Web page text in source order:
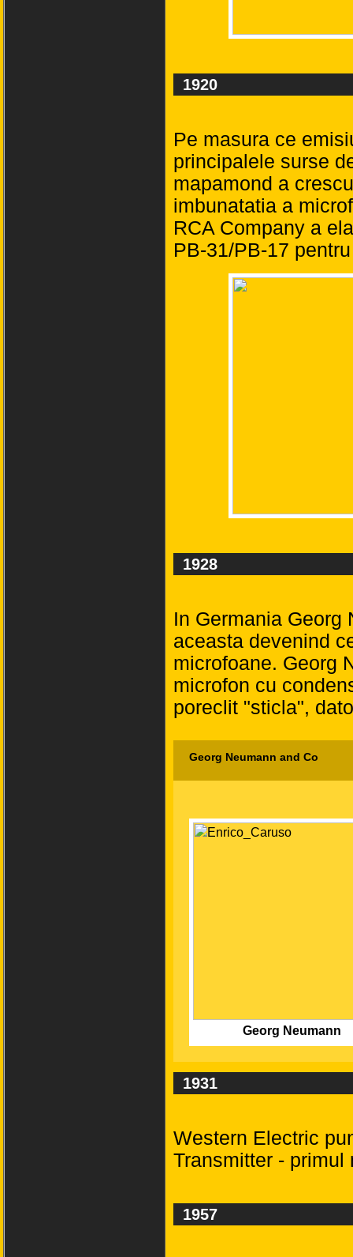
1920
Pe masura ce
principalele surse
mapamond a
imbunatatia a
RCA Company a
PB-31/PB-17
1928
In Germania Georg
aceasta devenind
microfoane. Georg
microfon cu
poreclit "sticla",
Georg Neumann and Co
Georg Neumann
1931
Western Electric
Transmitter -
1957